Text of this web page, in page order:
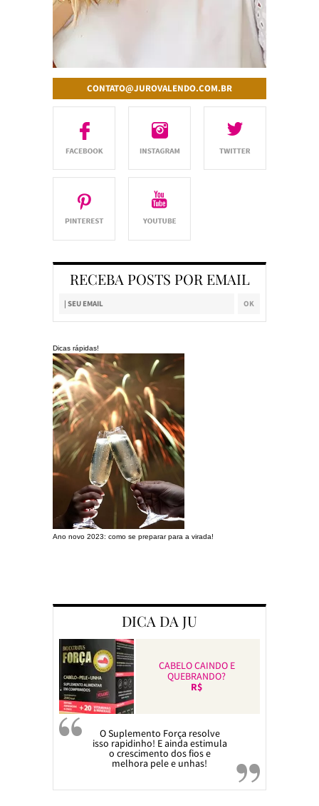
CONTATO@JUROVALENDO.COM.BR
RECEBA POSTS POR EMAIL
Dicas rápidas!
Ano novo 2023: como se preparar para a virada!
DICA DA JU
CABELO CAINDO E
QUEBRANDO?
R$
O Suplemento Força resolve
isso rapidinho! E ainda estimula
o crescimento dos fios e
melhora pele e unhas!